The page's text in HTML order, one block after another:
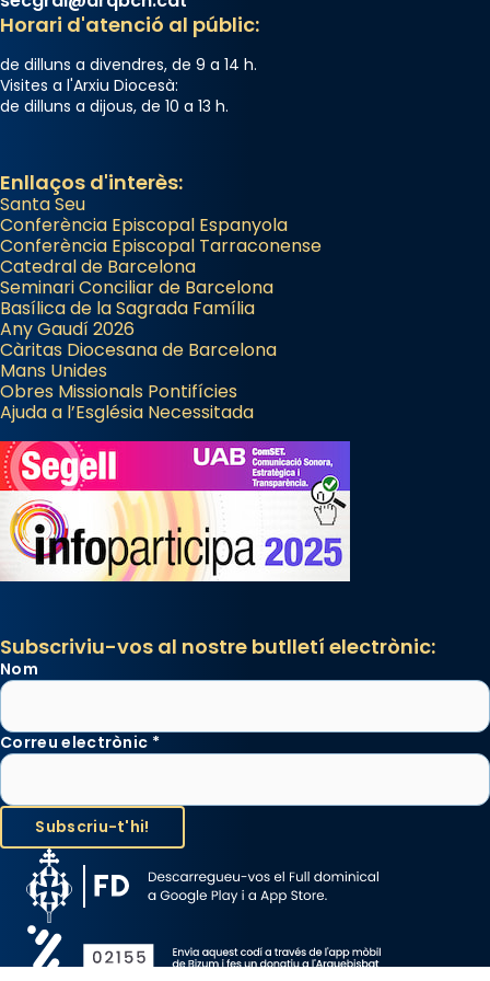
Horari d'atenció al públic:
de dilluns a divendres, de 9 a 14 h.
Visites a l'Arxiu Diocesà:
de dilluns a dijous, de 10 a 13 h.
Enllaços d'interès:
Santa Seu
Conferència Episcopal Espanyola
Conferència Episcopal Tarraconense
Catedral de Barcelona
Seminari Conciliar de Barcelona
Basílica de la Sagrada Família
Any Gaudí 2026
Càritas Diocesana de Barcelona
Mans Unides
Obres Missionals Pontifícies
Ajuda a l’Església Necessitada
Subscriviu-vos al nostre butlletí electrònic:
Nom
Correu electrònic *